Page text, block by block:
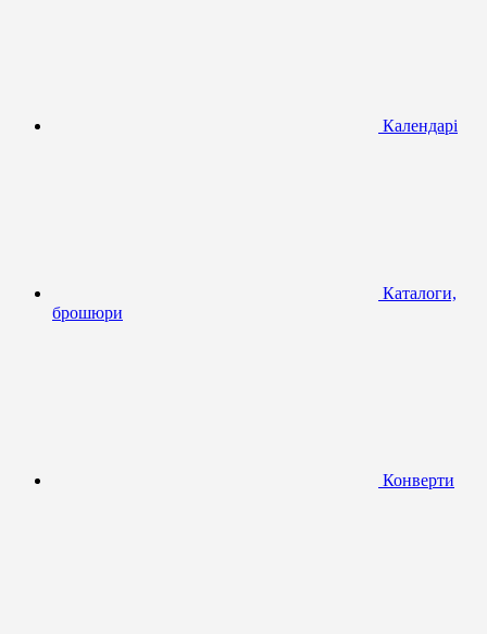
Календарі
Каталоги,
брошюри
Конверти